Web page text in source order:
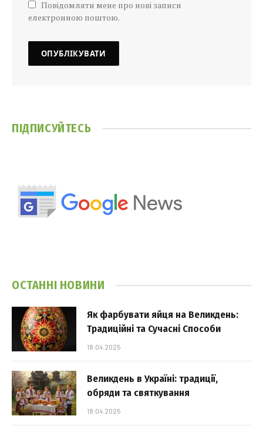
Повідомляти мене про нові записи
електронною поштою.
ПІДПИСУЙТЕСЬ
ОСТАННІ НОВИНИ
Як фарбувати яйця на Великдень:
Традиційні та Сучасні Способи
18.04.2025
Великдень в Україні: традиції,
обряди та святкування
18.04.2025